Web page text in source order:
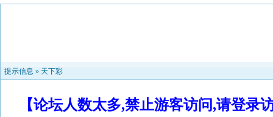
提示信息 » 天下彩
【论坛人数太多,禁止游客访问,请登